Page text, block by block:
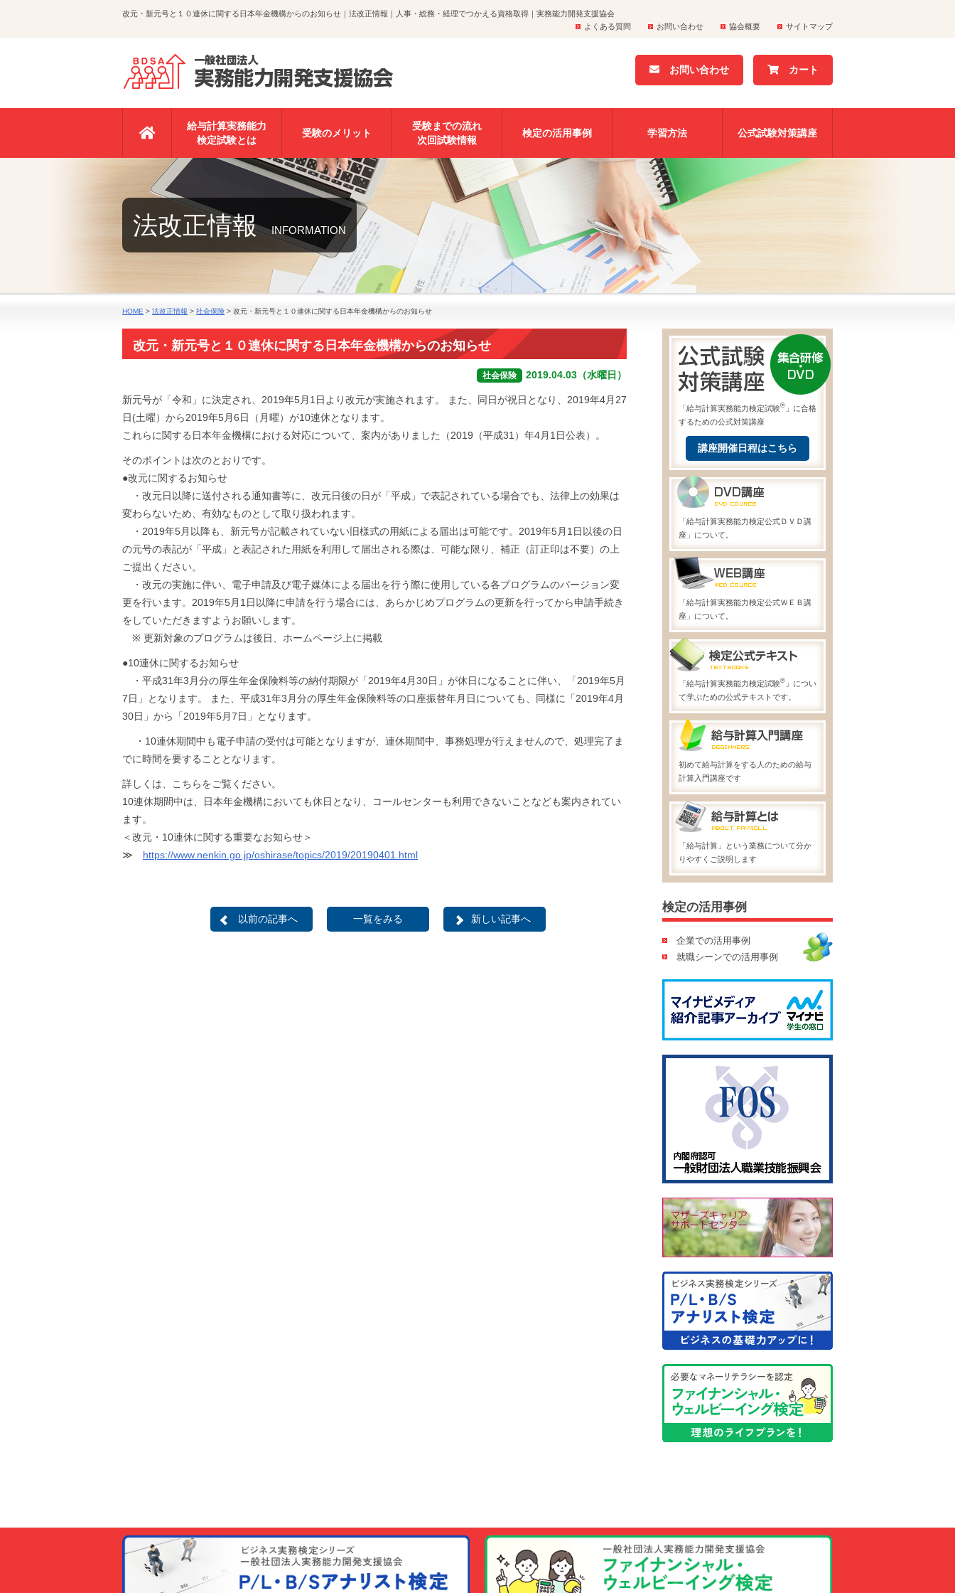
改元・新元号と１０連休に関する日本年金機構からのお知らせ｜法改正情報｜人事・総務・経理でつかえる資格取得｜実務能力開発支援協会
よくある質問
お問い合わせ 協会概要 サイトマップ
お問い合わせ カート
給与計算実務能力
検定試験とは
受験のメリット
受験までの流れ
次回試験情報
検定の活用事例 学習方法 公式試験対策講座
法改正情報 INFORMATION
HOME > 法改正情報 > 社会保険 > 改元・新元号と１０連休に関する日本年金機構からのお知らせ
改元・新元号と１０連休に関する日本年金機構からのお知らせ
社会保険 2019.04.03（水曜日）
新元号が「令和」に決定され、2019年5月1日より改元が実施されます。 また、同日が祝日となり、2019年4月27
日(土曜）から2019年5月6日（月曜）が10連休となります。
これらに関する日本年金機構における対応について、案内がありました（2019（平成31）年4月1日公表）。
そのポイントは次のとおりです。
●改元に関するお知らせ
・改元日以降に送付される通知書等に、改元日後の日が「平成」で表記されている場合でも、法律上の効果は
変わらないため、有効なものとして取り扱われます。
・2019年5月以降も、新元号が記載されていない旧様式の用紙による届出は可能です。2019年5月1日以後の日
の元号の表記が「平成」と表記された用紙を利用して届出される際は、可能な限り、補正（訂正印は不要）の上
ご提出ください。
・改元の実施に伴い、電子申請及び電子媒体による届出を行う際に使用している各プログラムのバージョン変
更を行います。2019年5月1日以降に申請を行う場合には、あらかじめプログラムの更新を行ってから申請手続き
をしていただきますようお願いします。
※ 更新対象のプログラムは後日、ホームページ上に掲載
●10連休に関するお知らせ
・平成31年3月分の厚生年金保険料等の納付期限が「2019年4月30日」が休日になることに伴い、「2019年5月
7日」となります。 また、平成31年3月分の厚生年金保険料等の口座振替年月日についても、同様に「2019年4月
30日」から「2019年5月7日」となります。
・10連休期間中も電子申請の受付は可能となりますが、連休期間中、事務処理が行えませんので、処理完了ま
でに時間を要することとなります。
詳しくは、こちらをご覧ください。
10連休期間中は、日本年金機構においても休日となり、コールセンターも利用できないことなども案内されてい
ます。
＜改元・10連休に関する重要なお知らせ＞
≫ https://www.nenkin.go.jp/oshirase/topics/2019/20190401.html
以前の記事へ 一覧をみる 新しい記事へ
「給与計算実務能力検定試験® 」に合格
するための公式対策講座
講座開催日程はこちら
「給与計算実務能力検定公式ＤＶＤ講
座」について。
「給与計算実務能力検定公式ＷＥＢ講
座」について。
「給与計算実務能力検定試験® 」につい
て学ぶための公式テキストです。
初めて給与計算をする人のための給与
計算入門講座です
「給与計算」という業務について分か
りやすくご説明します
検定の活用事例
企業での活用事例
就職シーンでの活用事例